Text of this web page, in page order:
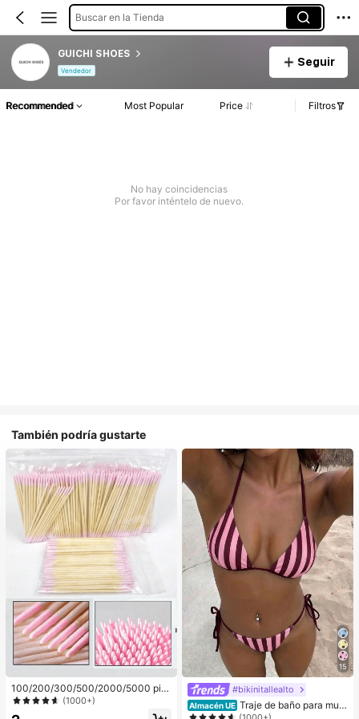
Buscar en la Tienda
GUICHI SHOES
Vendedor
Seguir
Recommended Most Popular Price Filtros
No hay coincidencias
Por favor inténtelo de nuevo.
También podría gustarte
100/200/300/500/2000/5000 pie
zas/20 piezas Palitos aplicadores d
e esmalte de uñas de doble extrem
(1000+)
15
#bikinitallealto
Almacén UE Traje de baño para muje
r; Moda; Traje de baño de dos pieza